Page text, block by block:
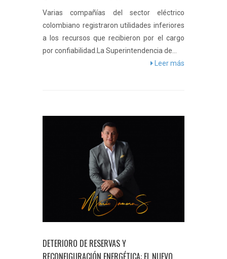
Varias compañías del sector eléctrico
colombiano registraron utilidades inferiores
a los recursos que recibieron por el cargo
por confiabilidad.La Superintendencia de...
Leer más
DETERIORO DE RESERVAS Y
RECONFIGURACIÓN ENERGÉTICA: EL NUEVO